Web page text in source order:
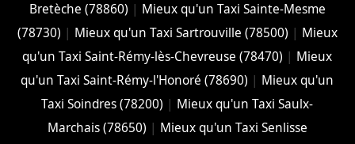
Bretèche (78860) | Mieux qu'un Taxi Sainte-Mesme
(78730) | Mieux qu'un Taxi Sartrouville (78500) | Mieux
qu'un Taxi Saint-Rémy-lès-Chevreuse (78470) | Mieux
qu'un Taxi Saint-Rémy-l'Honoré (78690) | Mieux qu'un
Taxi Soindres (78200) | Mieux qu'un Taxi Saulx-
Marchais (78650) | Mieux qu'un Taxi Senlisse